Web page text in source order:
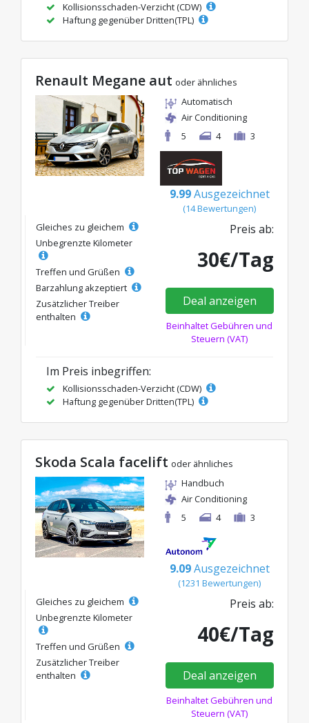
Kollisionsschaden-Verzicht (CDW)
Haftung gegenüber Dritten(TPL)
Renault Megane aut oder ähnliches
Automatisch
Air Conditioning
5
4 3
9.99 Ausgezeichnet
(14 Bewertungen)
Gleiches zu gleichem
Unbegrenzte Kilometer
Treffen und Grüßen
Barzahlung akzeptiert
Zusätzlicher Treiber
enthalten
Preis ab:
30€/Tag
Deal anzeigen
Beinhaltet Gebühren und
Steuern (VAT)
Im Preis inbegriffen:
Kollisionsschaden-Verzicht (CDW)
Haftung gegenüber Dritten(TPL)
Skoda Scala facelift oder ähnliches
Handbuch
Air Conditioning
5
4 3
9.09 Ausgezeichnet
(1231 Bewertungen)
Gleiches zu gleichem
Unbegrenzte Kilometer
Treffen und Grüßen
Zusätzlicher Treiber
enthalten
Preis ab:
40€/Tag
Deal anzeigen
Beinhaltet Gebühren und
Steuern (VAT)